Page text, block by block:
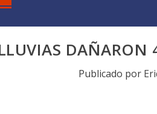
DAÑARON
Publicado por